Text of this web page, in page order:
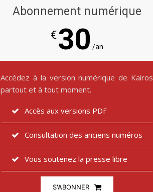
Abonnement numérique
€30 /an
Accédez à la version numérique de Kairos
partout et à tout moment.
Accès aux versions PDF
Consultation des anciens numéros
Vous soutenez la presse libre
S'ABONNER